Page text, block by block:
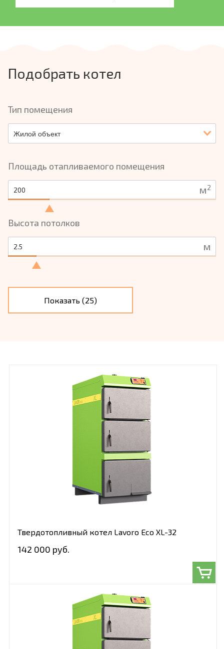
Подобрать котел
Тип помещения
Жилой объект
Площадь отапливаемого помещения
м2
Высота потолков
м
Показать (25)
Твердотопливный котел Lavoro Eco XL-32
142 000 руб.